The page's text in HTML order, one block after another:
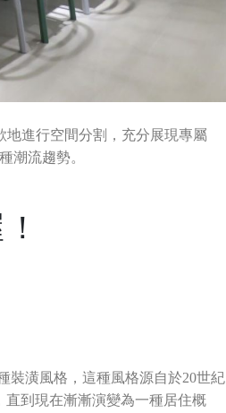
進行空間分割，充分展現專屬
潮流趨勢。
裝潢風格，這種風格源自於20世紀
到現在漸漸演變為一種居住概